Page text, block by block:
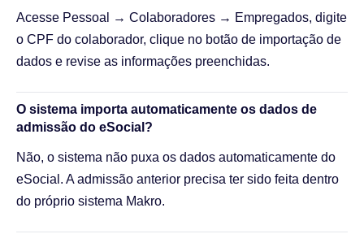
Acesse Pessoal → Colaboradores → Empregados, digite
o CPF do colaborador, clique no botão de importação de
dados e revise as informações preenchidas.
O sistema importa automaticamente os dados de
admissão do eSocial?
Não, o sistema não puxa os dados automaticamente do
eSocial. A admissão anterior precisa ter sido feita dentro
do próprio sistema Makro.